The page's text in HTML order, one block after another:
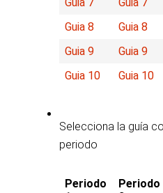
Guia 8
Guia 8
Guia 9
Guia 9
Guia 10
Guia 10
Selecciona la guía
periodo
Periodo
Periodo